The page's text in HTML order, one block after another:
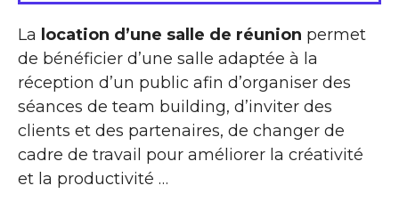
La location d’une salle de réunion permet
de bénéficier d’une salle adaptée à la
réception d’un public afin d’organiser des
séances de team building, d’inviter des
clients et des partenaires, de changer de
cadre de travail pour améliorer la créativité
et la productivité …